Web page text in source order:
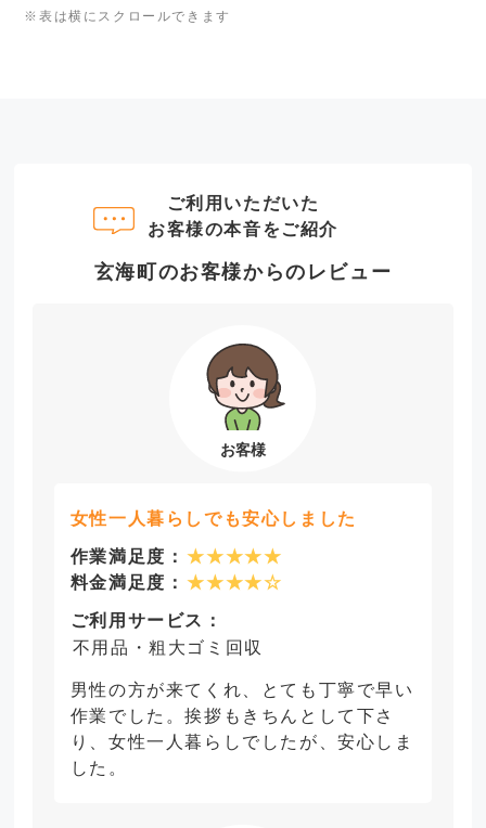
※表は横にスクロールできます
ご利用いただいた
お客様の本音をご紹介
玄海町のお客様からのレビュー
女性一人暮らしでも安心しました
作業満足度： ★★★★★
料金満足度： ★★★★☆
ご利用サービス：
不用品・粗大ゴミ回収
男性の方が来てくれ、とても丁寧で早い
作業でした。挨拶もきちんとして下さ
り、女性一人暮らしでしたが、安心しま
した。